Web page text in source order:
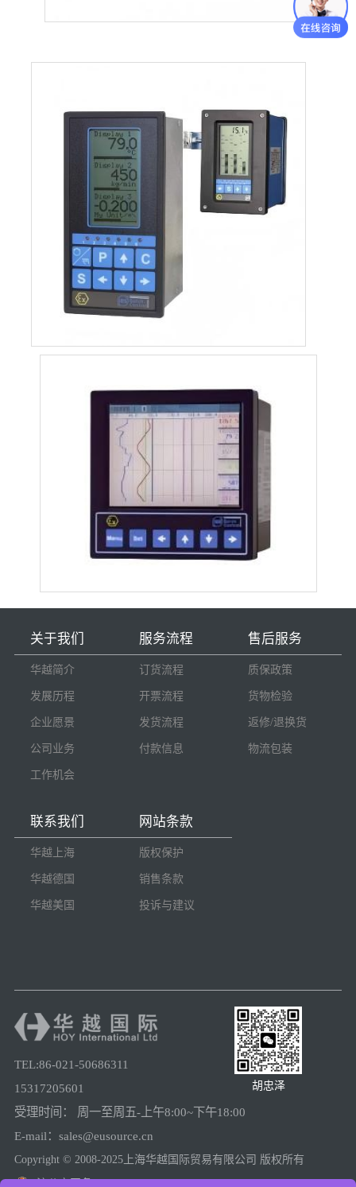
关于我们
华越简介
发展历程
企业愿景
公司业务
工作机会
服务流程
订货流程
开票流程
发货流程
付款信息
售后服务
质保政策
货物检验
返修/退换货
物流包装
联系我们
华越上海
华越德国
华越美国
网站条款
版权保护
销售条款
投诉与建议
TEL:86-021-50686311
15317205601
受理时间： 周一至周五-上午8:00~下午18:00
E-mail：sales@eusource.cn
胡忠泽
Copyright © 2008-2025上海华越国际贸易有限公司 版权所有